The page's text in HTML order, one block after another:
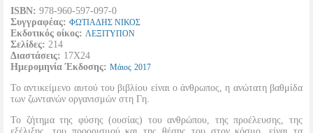
ISBN: 978-960-597-097-0
Συγγραφέας: ΦΩΤΙΑΔΗΣ ΝΙΚΟΣ
Εκδοτικός οίκος: ΛΕΞΙΤΥΠΟΝ
Σελίδες: 214
Διαστάσεις: 17Χ24
Ημερομηνία Έκδοσης: Μάιος 2017
Το αντικείμενο αυτού του βιβλίου είναι ο άνθρωπος, η ανώτατη βαθμίδα
των ζωντανών οργανισμών στη Γη.
Το ζήτημα της φύσης (ουσίας) του ανθρώπου, της προέλευσης, της